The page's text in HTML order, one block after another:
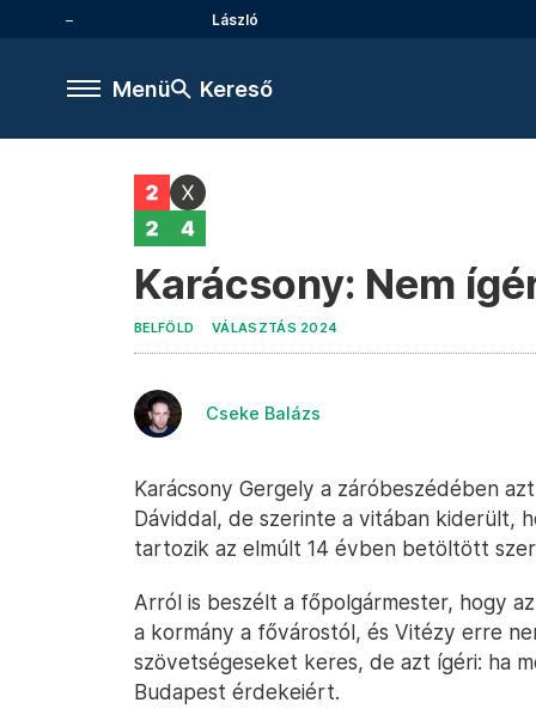
László
Menü Kereső
Karácsony: Nem
BELFÖLD VÁLASZTÁS 2024
Cseke Balázs
Karácsony Gergely a záróbeszédében
Dáviddal, de szerinte a vitában kiderült,
tartozik az elmúlt 14 évben betöltött
Arról is beszélt a főpolgármester, hogy
a kormány a fővárostól, és Vitézy erre
szövetségeseket keres, de azt ígéri: ha
Budapest érdekeiért.